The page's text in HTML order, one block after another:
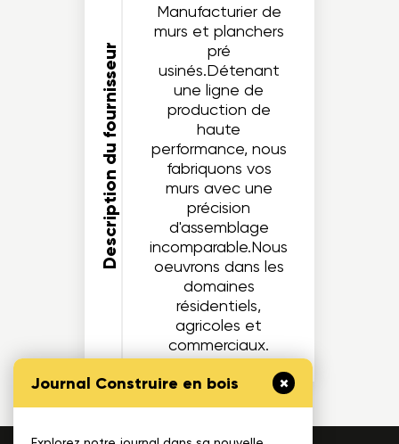
Journal Construire en bois
Description du fournisseur
Manufacturier de
murs et planchers
pré
usinés.Détenant
une ligne de
production de
haute
performance, nous
fabriquons vos
murs avec une
précision
d'assemblage
incomparable.Nous
oeuvrons dans les
domaines
résidentiels,
agricoles et
commerciaux.